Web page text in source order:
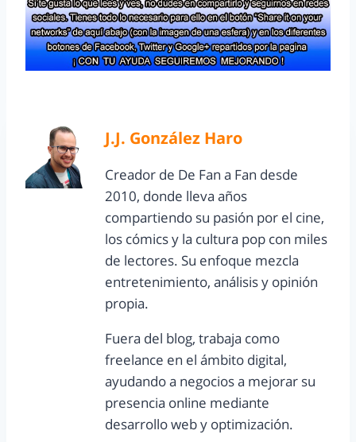
J.J. González Haro
Creador de De Fan a Fan desde
2010, donde lleva años
compartiendo su pasión por el cine,
los cómics y la cultura pop con miles
de lectores. Su enfoque mezcla
entretenimiento, análisis y opinión
propia.
Fuera del blog, trabaja como
freelance en el ámbito digital,
ayudando a negocios a mejorar su
presencia online mediante
desarrollo web y optimización.